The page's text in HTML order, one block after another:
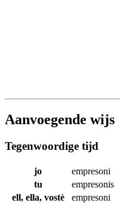
Aanvoegende wijs
Tegenwoordige tijd
jo
empresoni
tu
empresonis
ell, ella, vostè
empresoni